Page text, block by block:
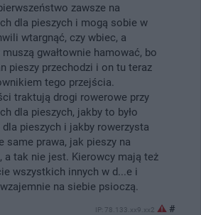
zawsze na
dla pieszych i mogą sobie w
wtargnąć, czy wbiec, a
gwałtownie hamować, bo
pieszy przechodzi i on tu teraz
tego przejścia.
traktują drogi rowerowe przy
dla pieszych, jakby to było
pieszych i jakby rowerzysta
same prawa, jak pieszy na
a tak nie jest. Kierowcy mają też
wszystkich innych w d...e i
na siebie psioczą.
IP: 78.133.xx9.xx2 #